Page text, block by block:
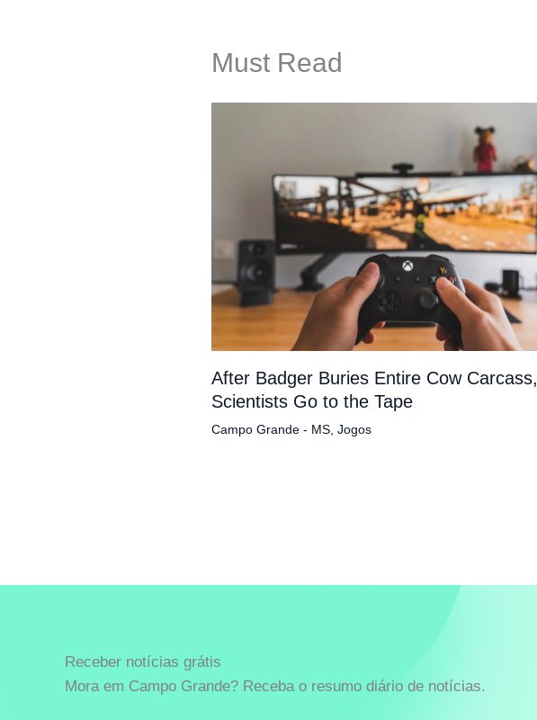
Must Read
After Badger Buries Entire Cow Carcass,
Scientists Go to the Tape
Campo Grande - MS, Jogos
Receber notícias grátis
Mora em Campo Grande? Receba o resumo diário de notícias.